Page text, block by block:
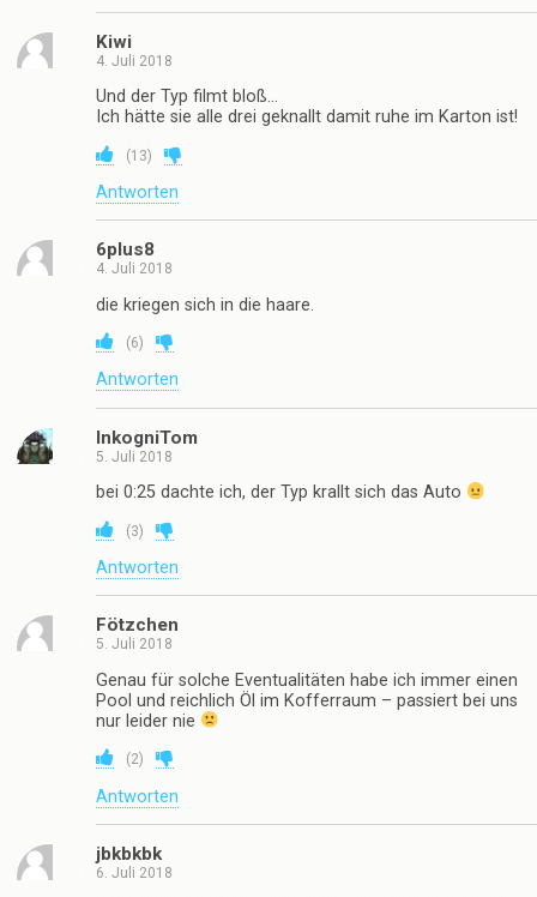
Kiwi
4. Juli 2018
Und der Typ filmt bloß…
Ich hätte sie alle drei geknallt damit ruhe im Karton ist!
(13)
Antworten
6plus8
4. Juli 2018
die kriegen sich in die haare.
(6)
Antworten
InkogniTom
5. Juli 2018
bei 0:25 dachte ich, der Typ krallt sich das Auto
(3)
Antworten
Fötzchen
5. Juli 2018
Genau für solche Eventualitäten habe ich immer einen
Pool und reichlich Öl im Kofferraum – passiert bei uns
nur leider nie
(2)
Antworten
jbkbkbk
6. Juli 2018